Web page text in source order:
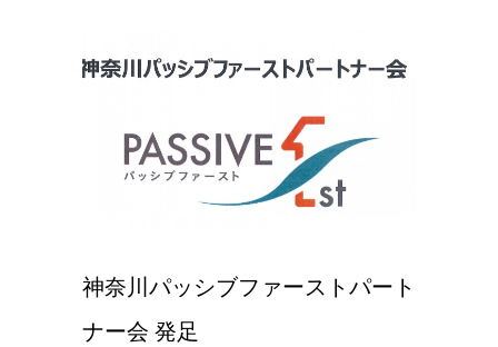
神奈川パッシブファーストパート
ナー会 発足